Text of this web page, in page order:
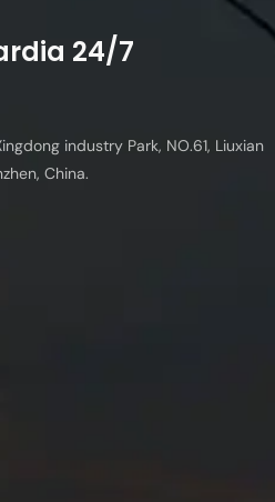
24/7
industry Park, NO.61, Liuxian
China.